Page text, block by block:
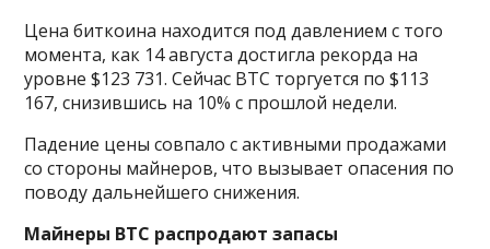
Цена биткоина находится под давлением с того
момента, как 14 августа достигла рекорда на
уровне $123 731. Сейчас BTC торгуется по $113
167, снизившись на 10% с прошлой недели.
Падение цены совпало с активными продажами
со стороны майнеров, что вызывает опасения по
поводу дальнейшего снижения.
Майнеры BTC распродают запасы